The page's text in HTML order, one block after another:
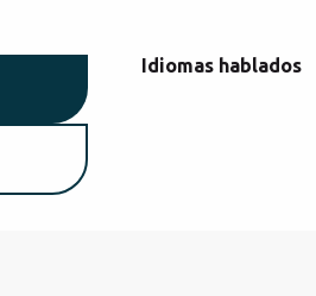
Idiomas hablados
Idiomas hablados